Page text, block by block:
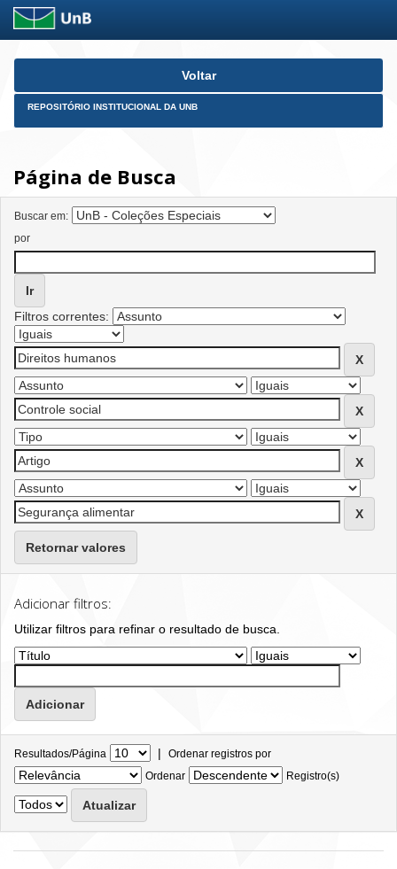
Skip
Voltar
REPOSITÓRIO INSTITUCIONAL DA UNB
Página de Busca
Buscar em:
por
Filtros correntes:
Retornar valores
Adicionar filtros:
Utilizar filtros para refinar o resultado de busca.
Resultados/Página | Ordenar registros por
Ordenar
Registro(s)